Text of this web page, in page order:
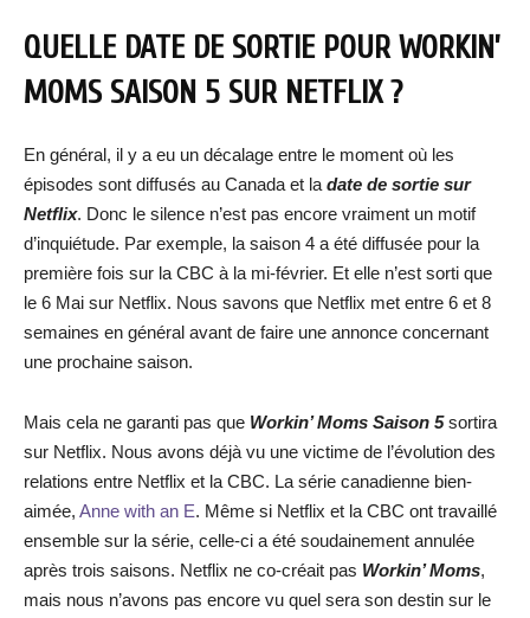
QUELLE DATE DE SORTIE POUR WORKIN’
MOMS SAISON 5 SUR NETFLIX ?
En général, il y a eu un décalage entre le moment où les
épisodes sont diffusés au Canada et ladate de sortie sur
Netflix. Donc le silence n’est pas encore vraiment un motif
d’inquiétude. Par exemple, la saison 4 a été diffusée pour la
première fois sur la CBC à la mi-février. Et elle n’est sorti que
le 6 Mai sur Netflix. Nous savons que Netflix met entre 6 et 8
semaines en général avant de faire une annonce concernant
une prochaine saison.
Mais cela ne garanti pas que Workin’ Moms Saison 5sortira
sur Netflix. Nous avons déjà vu une victime de l’évolution des
relations entre Netflix et la CBC. La série canadienne bien-
aimée, Anne with an E. Même si Netflix et la CBC ont travaillé
ensemble sur la série, celle-ci a été soudainement annulée
après trois saisons. Netflix ne co-créait pas Workin’ Moms,
mais nous n’avons pas encore vu quel sera son destin sur le